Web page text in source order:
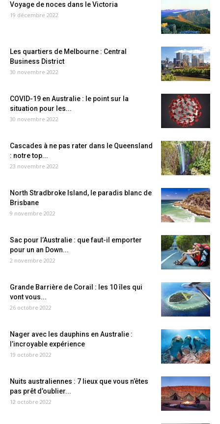
Voyage de noces dans le Victoria
19 décembre 2022
Les quartiers de Melbourne : Central
Business District
30 novembre 2022
COVID-19 en Australie : le point sur la
situation pour les...
30 novembre 2022
Cascades à ne pas rater dans le Queensland
: notre top...
23 novembre 2022
North Stradbroke Island, le paradis blanc de
Brisbane
9 novembre 2022
Sac pour l’Australie : que faut-il emporter
pour un an Down...
2 novembre 2022
Grande Barrière de Corail : les 10 îles qui
vont vous...
26 octobre 2022
Nager avec les dauphins en Australie :
l’incroyable expérience
19 octobre 2022
Nuits australiennes : 7 lieux que vous n’êtes
pas prêt d’oublier...
12 octobre 2022